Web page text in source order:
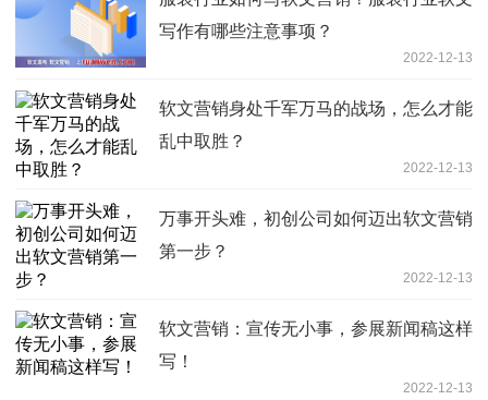
写作有哪些注意事项？
2022-12-13
软文营销身处千军万马的战场，怎么才能
乱中取胜？
2022-12-13
万事开头难，初创公司如何迈出软文营销
第一步？
2022-12-13
软文营销：宣传无小事，参展新闻稿这样
写！
2022-12-13